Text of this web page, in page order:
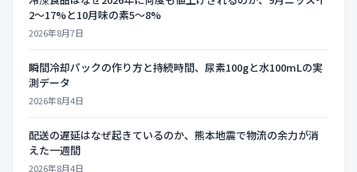
2〜17%と10月味の素5〜8%
2026年8月7日
瞬間冷却パックの作り方と持続時間、尿素100gと水100mLの実
測データ
2026年8月4日
配送の遅延はなぜ起きているのか、熊本地震で物流の余力が消
えた一週間
2026年8月4日